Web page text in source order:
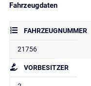
Fahrzeugdaten
FAHRZEUGNUMMER
21756
VORBESITZER